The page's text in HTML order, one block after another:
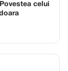
celui